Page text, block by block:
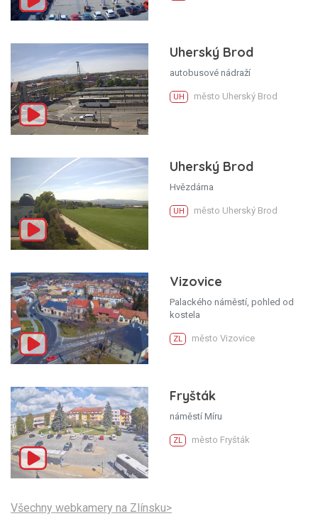
Uherský Brod
autobusové nádraží
UH město Uherský Brod
Uherský Brod
Hvězdárna
UH město Uherský Brod
Vizovice
Palackého náměstí, pohled od
kostela
ZL město Vizovice
Fryšták
náměstí Míru
ZL město Fryšták
Všechny webkamery na Zlínsku>